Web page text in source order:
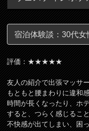
宿泊体験談：30代女
評価：★★★★★
友人の紹介で出張マッサ
もともと腰まわりに違和
時間が長くなったり、ホ
すると、つらく感じるこ
不快感が出てしまい、困